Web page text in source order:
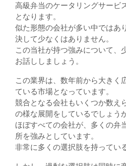
高級弁当のケータリングサービ
となります。
似た形態の会社が多い中ではあ
決して少なくはありません。
この当社が持つ強みについて、
お話ししましょう。
この業界は、数年前から大きく
ている市場となっています。
競合となる会社もいくつか数え
の様な展開をしているでしょうか
ほぼすべての会社が、多くの弁
所を強みとしています。
非常に多くの選択肢を持ってい